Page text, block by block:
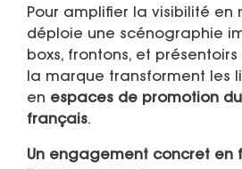
Pour amplifier la visibilité en
déploie une scénographie
boxs, frontons, et
la marque transforment les
en espaces de promotion
français.
Un engagement concret en